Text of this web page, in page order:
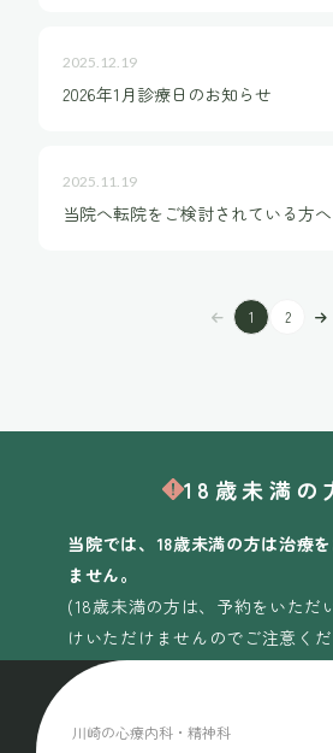
2025.12.19
2026年1月診療日のお知らせ
2025.11.19
当院へ転院をご検討されている方へ
1 2
18歳未満の
当院では、18歳未満の方は治療
ません。
(18歳未満の方は、予約をいただ
けいただけませんのでご注意く
川崎の心療内科・精神科